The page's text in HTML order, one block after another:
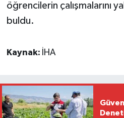
öğrencilerin çalışmalarını
buldu.
Kaynak: İHA